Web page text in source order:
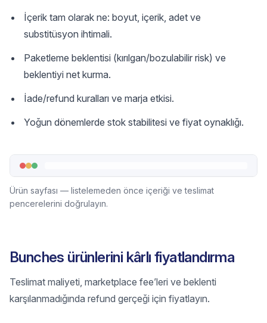
İçerik tam olarak ne: boyut, içerik, adet ve
substitüsyon ihtimali.
Paketleme beklentisi (kırılgan/bozulabilir risk) ve
beklentiyi net kurma.
İade/refund kuralları ve marja etkisi.
Yoğun dönemlerde stok stabilitesi ve fiyat oynaklığı.
Ürün sayfası — listelemeden önce içeriği ve teslimat
pencerelerini doğrulayın.
Bunches ürünlerini kârlı fiyatlandırma
Teslimat maliyeti, marketplace fee’leri ve beklenti
karşılanmadığında refund gerçeği için fiyatlayın.